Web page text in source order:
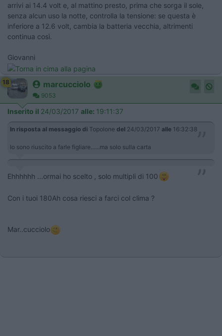
arrivi ai 14.4 volt e, al mattino presto, prima che sorga il sole,
senza alcun uso la notte, controlla la tensione: se questa è
inferiore a 12.6 volt, cambia la batteria vecchia, altrimenti
continua così.
Giovanni
18 marcucciolo
9053
Inserito il 24/03/2017 alle: 19:11:37
In risposta al messaggio di Topolone del 24/03/2017 alle 16:32:38
Io sono riuscito a farle figliare......ma solo sulla carta
Ehhhhhh ...ormai ho scelto , solo multipli di 100
Con i tuoi 180Ah cosa riesci a farci col clima ?
Mar..cucciolo